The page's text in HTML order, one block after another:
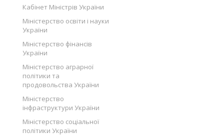
Кабінет Міністрів України
Міністерство освіти і науки
України
Міністерство фінансів
України
Міністерство аграрної
політики та
продовольства України
Міністерство
інфраструктури України
Міністерство соціальної
політики України